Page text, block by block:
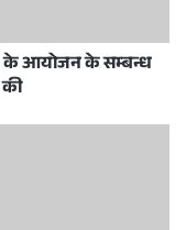
के आयोजन के सम्बन्ध